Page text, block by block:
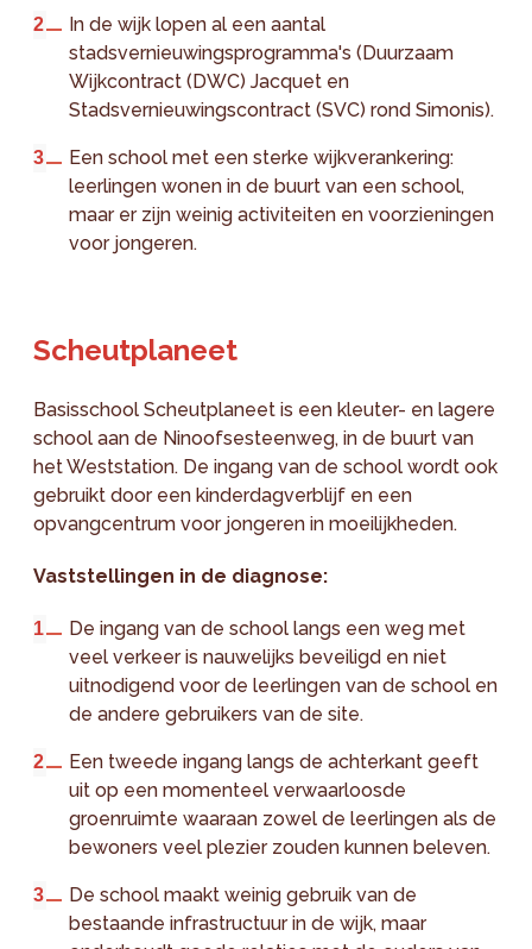
In de wijk lopen al een aantal
stadsvernieuwingsprogramma's (Duurzaam
Wijkcontract (DWC) Jacquet en
Stadsvernieuwingscontract (SVC) rond Simonis).
Een school met een sterke wijkverankering:
leerlingen wonen in de buurt van een school,
maar er zijn weinig activiteiten en voorzieningen
voor jongeren.
Scheutplaneet
Basisschool Scheutplaneet is een kleuter- en lagere
school aan de Ninoofsesteenweg, in de buurt van
het Weststation. De ingang van de school wordt ook
gebruikt door een kinderdagverblijf en een
opvangcentrum voor jongeren in moeilijkheden.
Vaststellingen in de diagnose:
De ingang van de school langs een weg met
veel verkeer is nauwelijks beveiligd en niet
uitnodigend voor de leerlingen van de school en
de andere gebruikers van de site.
Een tweede ingang langs de achterkant geeft
uit op een momenteel verwaarloosde
groenruimte waaraan zowel de leerlingen als de
bewoners veel plezier zouden kunnen beleven.
De school maakt weinig gebruik van de
bestaande infrastructuur in de wijk, maar